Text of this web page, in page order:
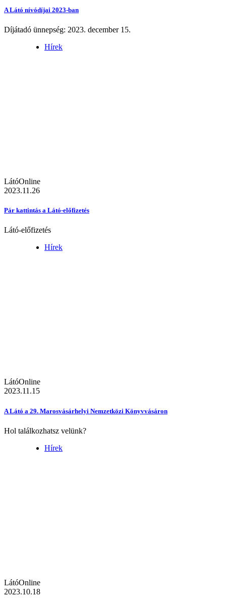
A Látó nívódíjai 2023-ban
Díjátadó ünnepség: 2023. december 15.
Hírek
LátóOnline
2023.11.26
Pár kattintás a Látó-előfizetés
Látó-előfizetés
Hírek
LátóOnline
2023.11.15
A Látó a 29. Marosvásárhelyi Nemzetközi Könyvvásáron
Hol találkozhatsz velünk?
Hírek
LátóOnline
2023.10.18